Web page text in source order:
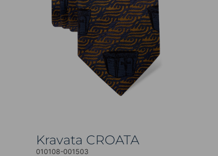
Kravata CROATA
010108-001503